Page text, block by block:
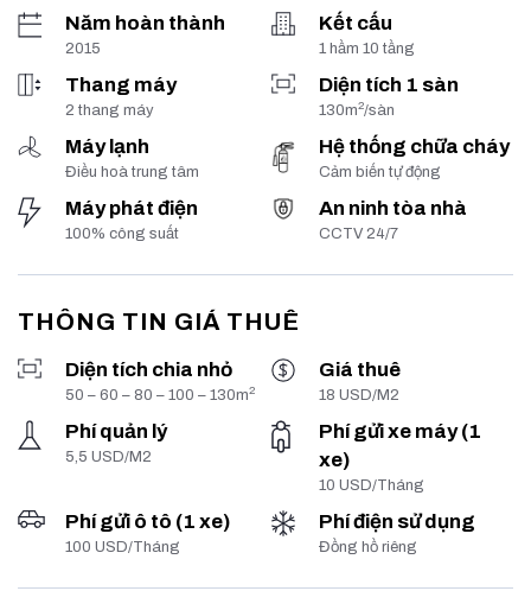
Năm hoàn thành
2015
Kết cấu
1 hầm 10 tầng
Thang máy
2 thang máy
Diện tích 1 sàn
130m2/sàn
Máy lạnh
Điều hoà trung tâm
Hệ thống chữa cháy
Cảm biến tự động
Máy phát điện
100% công suất
An ninh tòa nhà
CCTV 24/7
THÔNG TIN GIÁ THUÊ
Diện tích chia nhỏ
50 – 60 – 80 – 100 – 130m2
Giá thuê
18 USD/M2
Phí quản lý
5,5 USD/M2
Phí gửi xe máy (1
xe)
10 USD/Tháng
Phí gửi ô tô (1 xe)
100 USD/Tháng
Phí điện sử dụng
Đồng hồ riêng